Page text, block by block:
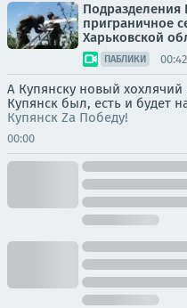
Подразделения
приграничное
Харьковской
ПАБЛИКИ 00:42
А Купянску новый хохлячий
Купянск был, есть и будет
Купянск Za Победу!
00:00